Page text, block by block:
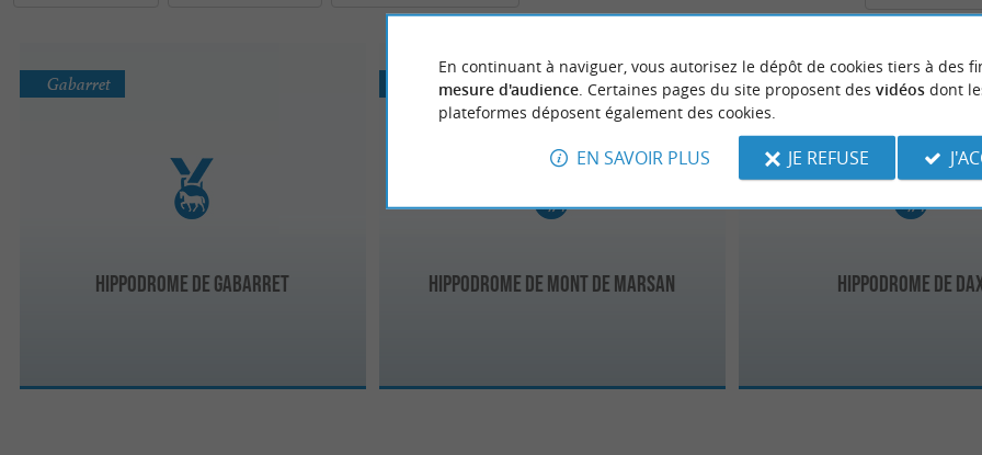
Hippodrome de Gabarret
Gabarret
Hippodrome de Mont de Marsan
Mont-de-Marsan
Hippodrome de
Saint-Paul-lès-Dax
En continuant à naviguer, vous autorisez le dépôt de cookies tiers à des
mesure d'audience. Certaines pages du site proposent des vidéosdont
plateformes déposent également des cookies.
EN SAVOIR PLUS JE REFUSE